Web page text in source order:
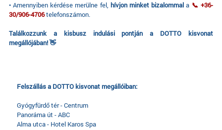
• Amennyiben kérdése merülne fel, hívjon minket bizalommal a 📞 +36-
30/906-4706telefonszámon.
Találkozzunk a kisbusz indulási pontján a DOTTO kisvonat
megállójában! 👋
Felszállás a DOTTO kisvonat megállóiban:
Gyógyfürdő tér - Centrum
Panoráma út - ABC
Alma utca - Hotel Karos Spa